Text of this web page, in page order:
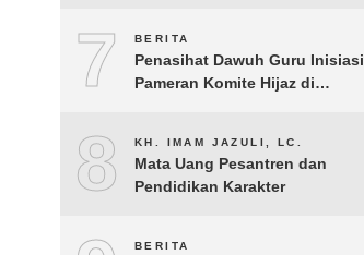
7 BERITA
Penasihat Dawuh Guru Inisiasi
Pameran Komite Hijaz di
8 KH. IMAM JAZULI, LC.
Mata Uang Pesantren dan
Pendidikan Karakter
BERITA